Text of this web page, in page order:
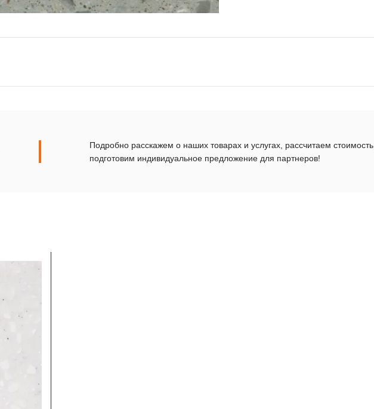
Кварцит
Полудрагоценные камни
Подробно расскажем о наших товарах и услугах, рассчитаем стоимость,
подготовим индивидуальное предложение для партнеров!